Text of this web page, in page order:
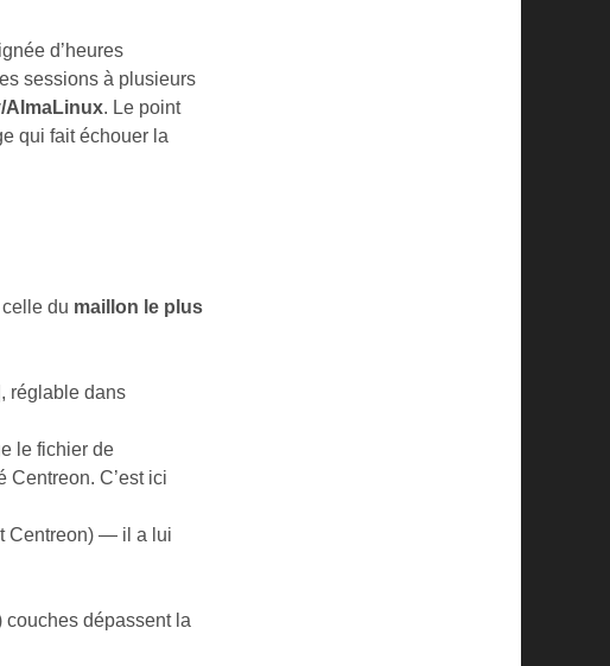
d’heures
sessions à plusieurs
AlmaLinux. Le point
qui fait échouer la
du maillon le plus
, réglable dans
le fichier de
Centreon. C’est ici
Centreon) — il a lui
couches dépassent la